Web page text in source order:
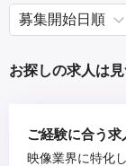
お探しの求人は
ご経験に合う求
映像業界に特化